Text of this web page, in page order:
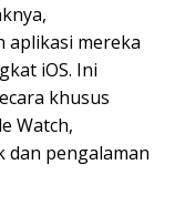
aplikasi mereka
iOS. Ini
khusus
Watch,
dan pengalaman